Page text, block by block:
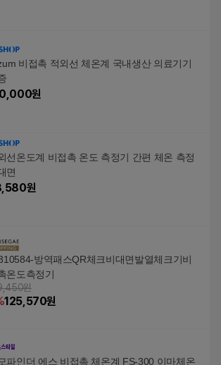
비접촉 적외선 체온계 국내생산 의료기기
원
선온도계 비접촉 온도 측정기 간편 체온 측정
면
원
방역패스QR체크비대면발열체크기비
온도측정기
원
125,570원
파인더 에스 비접촉 체온계 FS-300 이마체온